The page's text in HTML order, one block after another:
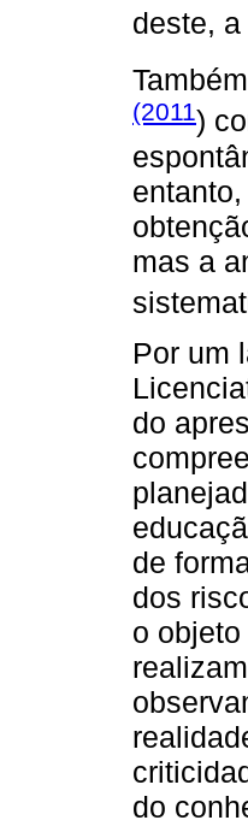
deste,
(2011)
mas a
Por um
do
de
dos
o
do